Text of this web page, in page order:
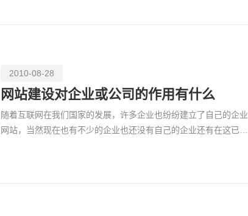
2010-08-28
网站建设对企业或公司的作用有什么
随着互联网在我们国家的发展，许多企业也纷纷建立了自己的企业
网站，当然现在也有不少的企业也还没有自己的企业还有在这已建